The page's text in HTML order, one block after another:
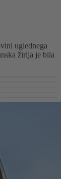
uglednega
žirija je bila